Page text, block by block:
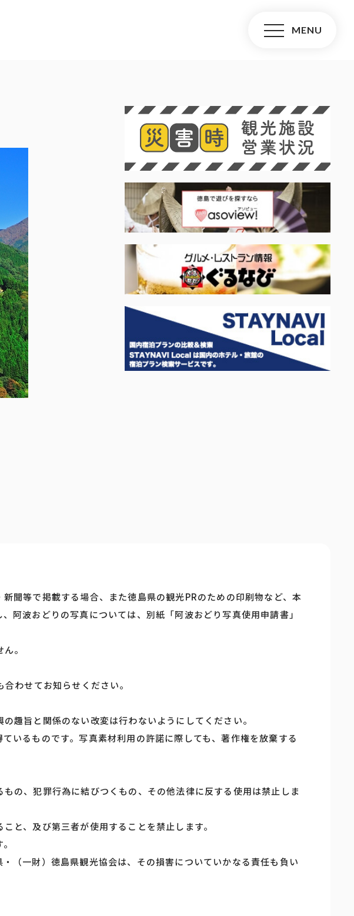
聞等で掲載する場合、また徳島県の観光PRのための印刷物など、本
阿波おどりの写真については、別紙「阿波おどり写真使用申請書」
。
わせてお知らせください。
趣旨と関係のない改変は行わないようにしてください。
いるものです。写真素材利用の許諾に際しても、著作権を放棄する
の、犯罪行為に結びつくもの、その他法律に反する使用は禁止しま
と、及び第三者が使用することを禁止します。
（一財）徳島県観光協会は、その損害についていかなる責任も負い